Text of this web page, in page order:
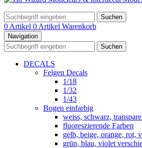
Suchen
0 Artikel 0 Artikel Warenkorb
Navigation
Suchen
DECALS
Felgen Decals
1/18
1/32
1/43
Bogen einfarbig
weiss, schwarz,
fluoreszierende Farben
gelb, beige, orange, rot,
grün, blau, violet